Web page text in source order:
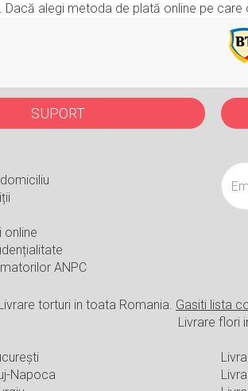
Dacă alegi metoda de plată online pe
SUPORT
online
ANPC
Livrare torturi in toata Romania. Gasiti lista
Livrare flori
Napoca